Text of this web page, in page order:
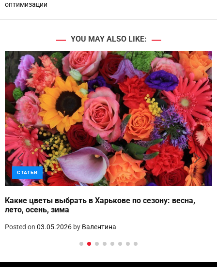
оптимизации
YOU MAY ALSO LIKE:
СТАТЬИ
Какие цветы выбрать в Харькове по сезону: весна,
лето, осень, зима
Posted on 03.05.2026 by Валентина